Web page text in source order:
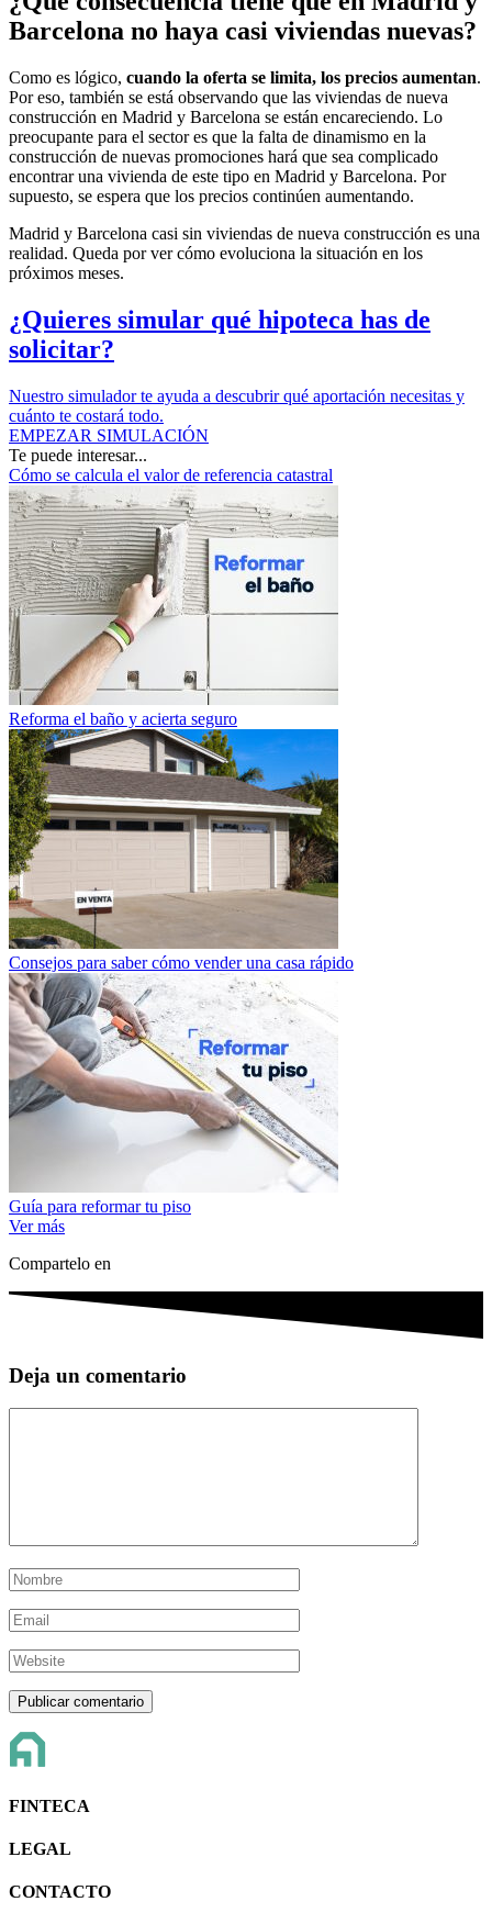
Barcelona no haya casi viviendas nuevas?
Como es lógico, cuando la oferta se limita, los precios aumentan.
Por eso, también se está observando que las viviendas de nueva
construcción en Madrid y Barcelona se están encareciendo. Lo
preocupante para el sector es que la falta de dinamismo en la
construcción de nuevas promociones hará que sea complicado
encontrar una vivienda de este tipo en Madrid y Barcelona. Por
supuesto, se espera que los precios continúen aumentando.
Madrid y Barcelona casi sin viviendas de nueva construcción es una
realidad. Queda por ver cómo evoluciona la situación en los
próximos meses.
¿Quieres simular qué hipoteca has de
solicitar?
Nuestro simulador te ayuda a descubrir qué aportación necesitas y
cuánto te costará todo.
EMPEZAR SIMULACIÓN
Te puede interesar...
Cómo se calcula el valor de referencia catastral
Reforma el baño y acierta seguro
Consejos para saber cómo vender una casa rápido
Guía para reformar tu piso
Ver más
Compartelo en
Deja un comentario
FINTECA
LEGAL
CONTACTO